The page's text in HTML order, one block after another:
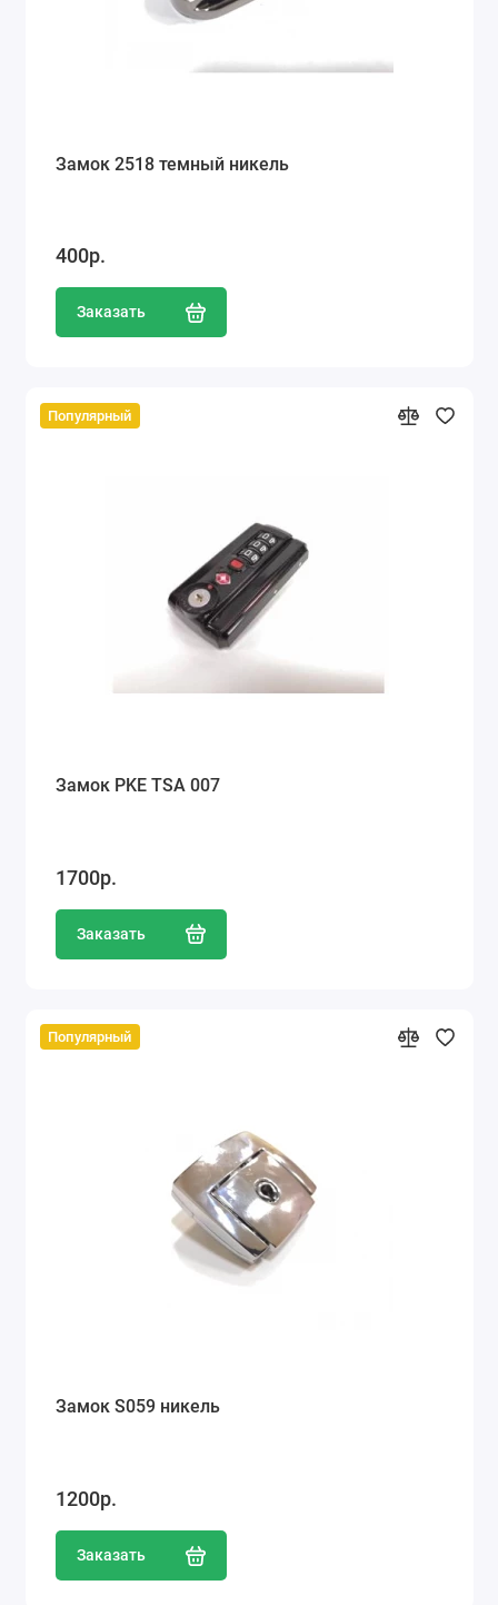
Замок 2518 темный никель
400р.
Заказать
Популярный
Замок PKE TSA 007
1700р.
Заказать
Популярный
Замок S059 никель
1200р.
Заказать